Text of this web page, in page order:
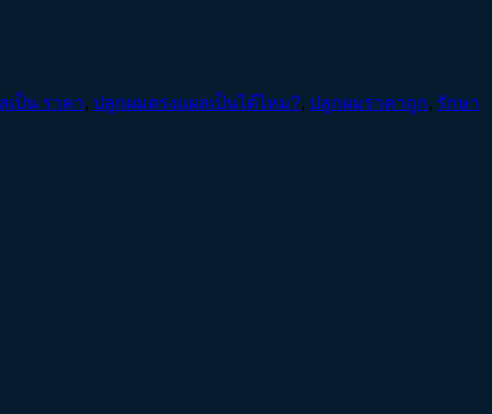
เป็น ราคา, ปลูกผมตรงแผลเป็นได้ไหม?, ปลูกผมราคาถูก, รักษา